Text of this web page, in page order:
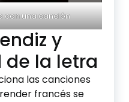
con una canción
y
la letra
las canciones
francés se